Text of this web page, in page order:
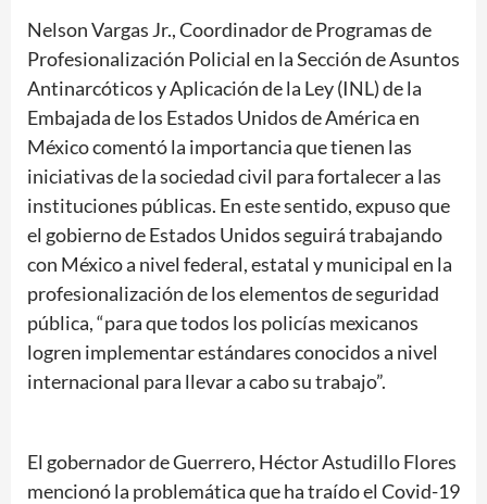
Nelson Vargas Jr., Coordinador de Programas de
Profesionalización Policial en la Sección de Asuntos
Antinarcóticos y Aplicación de la Ley (INL) de la
Embajada de los Estados Unidos de América en
México comentó la importancia que tienen las
iniciativas de la sociedad civil para fortalecer a las
instituciones públicas. En este sentido, expuso que
el gobierno de Estados Unidos seguirá trabajando
con México a nivel federal, estatal y municipal en la
profesionalización de los elementos de seguridad
pública, “para que todos los policías mexicanos
logren implementar estándares conocidos a nivel
internacional para llevar a cabo su trabajo”.
El gobernador de Guerrero, Héctor Astudillo Flores
mencionó la problemática que ha traído el Covid-19